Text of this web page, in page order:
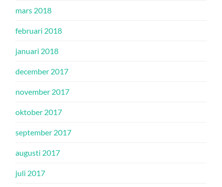
mars 2018
februari 2018
januari 2018
december 2017
november 2017
oktober 2017
september 2017
augusti 2017
juli 2017